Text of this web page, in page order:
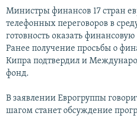
Перейти
поиску
РЕГИОН
НАГОРНЫЙ КАРАБАХ
КУЛЬТУРА
СПОРТ
Հայերեն
Министры финансов 17 стран
телефонных переговоров в
готовность оказать
Ранее получение просьбы о
Кипра подтвердил и
фонд.
В заявлении Еврогруппы
шагом станет обсуждение